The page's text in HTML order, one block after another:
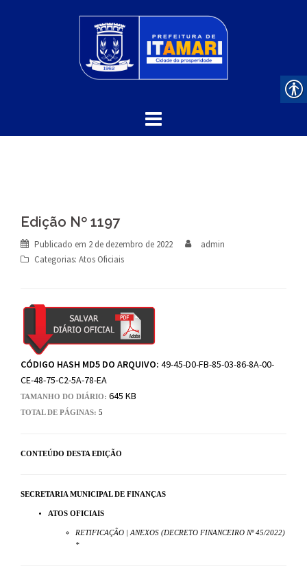
Edição Nº 1197
Publicado em 2 de dezembro de 2022
admin
Categorias: Atos Oficiais
CÓDIGO HASH MD5 DO ARQUIVO: 49-45-D0-FB-85-03-86-8A-00-
CE-48-75-C2-5A-78-EA
TAMANHO DO DIÁRIO: 645 KB
TOTAL DE PÁGINAS: 5
CONTEÚDO DESTA EDIÇÃO
SECRETARIA MUNICIPAL DE FINANÇAS
ATOS OFICIAIS
RETIFICAÇÃO | ANEXOS (DECRETO FINANCEIRO Nº 45/2022)
*